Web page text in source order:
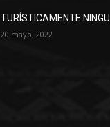
TURÍSTICAMENTE
20 mayo, 2022